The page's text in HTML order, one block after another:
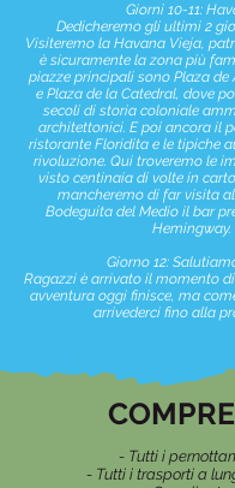
Giorni 10-11:
Dedicheremo gli ultimi 2
Visiteremo la Havana Vieja,
è sicuramente la zona più
piazze principali sono Plaza de
e Plaza de la Catedral, dove
secoli di storia coloniale
architettonici. E poi ancora il
ristorante Floridita e le tipiche
rivoluzione. Qui troveremo le
visto centinaia di volte in
mancheremo di far visita
Bodeguita del Medio il bar
Hemingway.
Giorno 12:
Ragazzi è arrivato il momento
avventura oggi finisce, ma
arrivederci fino alla
- Tutti i
- Tutti i trasporti a